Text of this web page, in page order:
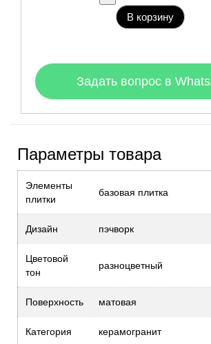
В корзину
Задать вопрос в
Параметры товара
Элементы
плитки
базовая плитка
Дизайн пэчворк
Цветовой
тон
разноцветный
Поверхность матовая
Категория керамогранит